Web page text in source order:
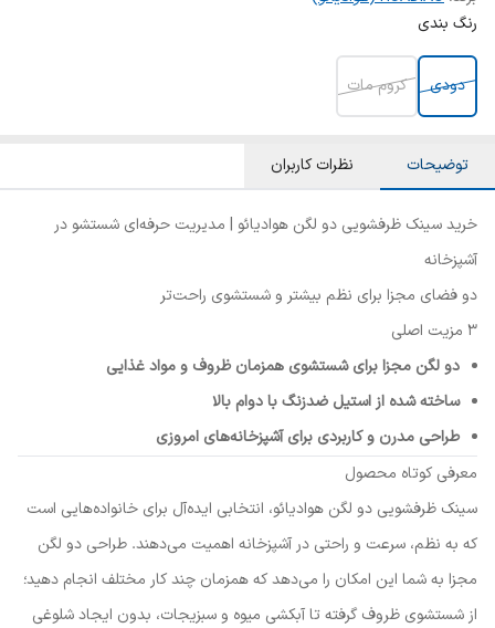
رنگ بندی
دودی کروم مات
توضیحات نظرات کاربران
خرید سینک ظرفشویی دو لگن هوادیائو | مدیریت حرفه‌ای شستشو در
آشپزخانه
دو فضای مجزا برای نظم بیشتر و شستشوی راحت‌تر
۳ مزیت اصلی
دو لگن مجزا برای شستشوی همزمان ظروف و مواد غذایی
ساخته شده از استیل ضدزنگ با دوام بالا
طراحی مدرن و کاربردی برای آشپزخانه‌های امروزی
معرفی کوتاه محصول
سینک ظرفشویی دو لگن هوادیائو، انتخابی ایده‌آل برای خانواده‌هایی است
که به نظم، سرعت و راحتی در آشپزخانه اهمیت می‌دهند. طراحی دو لگن
مجزا به شما این امکان را می‌دهد که همزمان چند کار مختلف انجام دهید؛
از شستشوی ظروف گرفته تا آبکشی میوه و سبزیجات، بدون ایجاد شلوغی